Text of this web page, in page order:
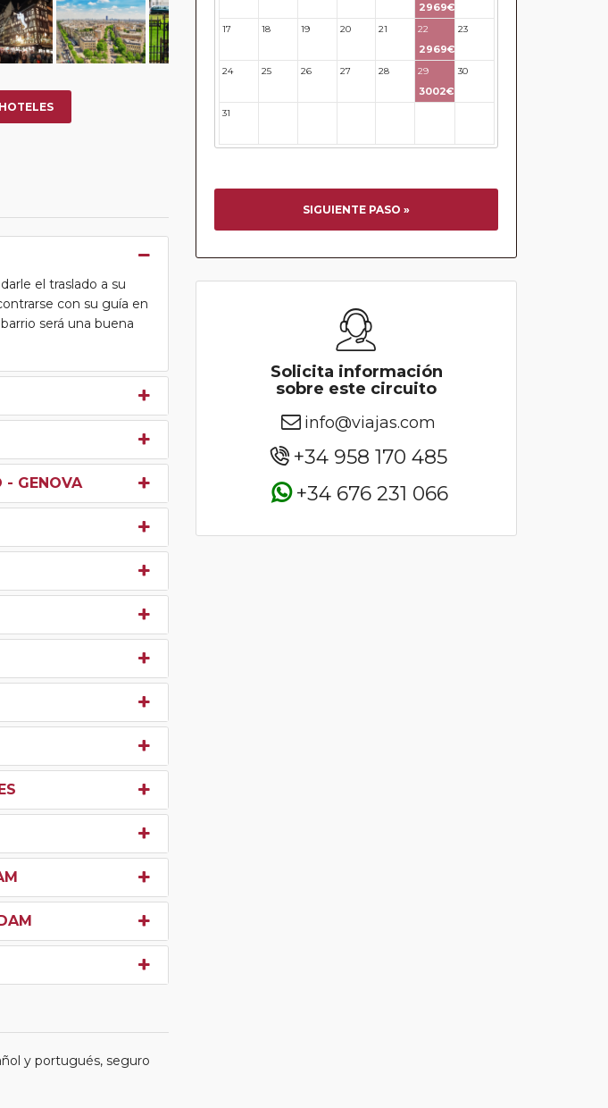
el traslado a su
con su guía en
será una buena
- GENOVA
y portugués, seguro
2969€
17 18 19 20 21 22
2969€
23
24 25 26 27 28 29
3002€
30
31
SIGUIENTE PASO »
Solicita información
sobre este circuito
info@viajas.com
+34 958 170 485
+34 676 231 066